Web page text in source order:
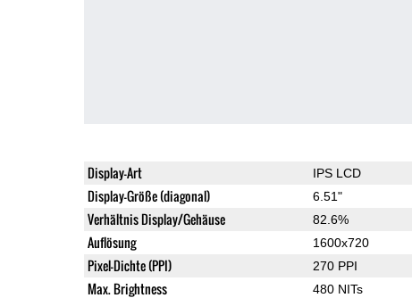
Display-Art IPS LCD
Display-Größe (diagonal) 6.51"
Verhältnis Display/Gehäuse 82.6%
Auflösung 1600x720
Pixel-Dichte (PPI) 270 PPI
Max. Brightness 480 NITs